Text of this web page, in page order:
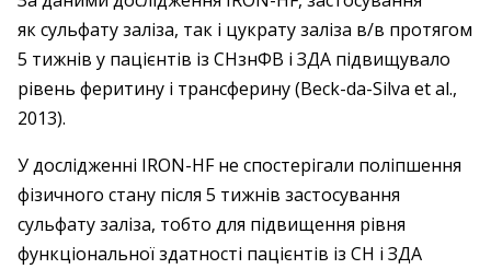
як суль­фату заліза, так і цукрату заліза в/в протягом
5 тижнів у пацієнтів із СНзнФВ і ЗДА підвищувало
рівень феритину і транс­ферину (Beck-da-Silva et al.,
2013).
У дослід­жен­ні ­IRON-HF не ­спостерігали ­поліпшення
фізичного стану ­після 5 тижнів застосування
сульфату заліза, ­тобто для підвищення рівня
функціональної здатності пацієнтів із СН і ЗДА